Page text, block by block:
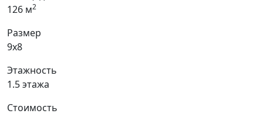
126 м2
Размер
9х8
Этажность
1.5 этажа
Стоимость